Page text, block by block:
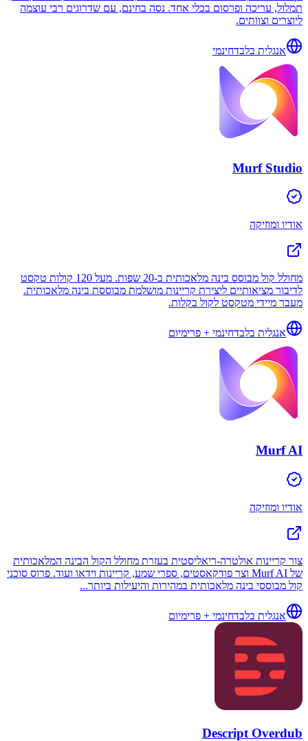
תמלול, עריכה ופרסום בכלי אחד. נסה בחינם, עם שדרוגים רבי עוצמה
ליוצרים וצוותים.
אנגלית בלבדחינמי
Murf Studio
אודיו ומוזיקה
מחולל קול מבוסס בינה מלאכותית ב-20 שפות. מעל 120 קולות טקסט
לדיבור מציאותיים ליצירת קריינות מושלמת מבוססת בינה מלאכותית.
מעבר מיידי מטקסט לקול בקלות.
אנגלית בלבדחינמי + פרימיום
Murf AI
אודיו ומוזיקה
צור קריינות אולטרה-ריאליסטית בעזרת מחולל הקול הבינה המלאכותית
של Murf AI וצר פודקאסטים, ספרי שמע, קריינות וידאו ועוד. פרוס סוכני
קול מבוססי בינה מלאכותית במהירות והיעילות ביותר...
אנגלית בלבדחינמי + פרימיום
Descript Overdub